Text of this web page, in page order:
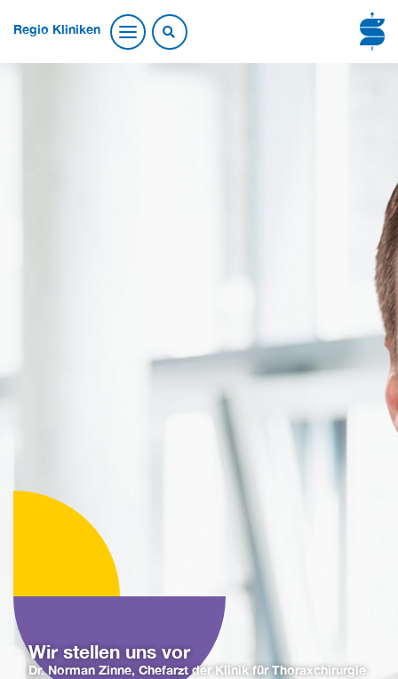
Regio Kliniken
Wir stellen uns vor
Dr. Norman Zinne, Chefarzt der Klinik für Thoraxchirurgie